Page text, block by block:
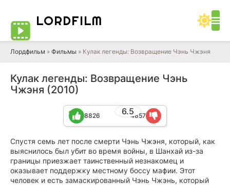
LORDFILM
Лордфильм » Фильмы » Кулак легенды: Возвращение Чэнь Чжэня
Кулак легенды: Возвращение Чэнь
Чжэня (2010)
6.5
8826 4857
Спустя семь лет после смерти Чэнь Чжэня, который, как
выяснилось был убит во время войны, в Шанхай из-за
границы приезжает таинственный незнакомец и
оказывает поддержку местному боссу мафии. Этот
человек и есть замаскированный Чэнь Чжэнь, который